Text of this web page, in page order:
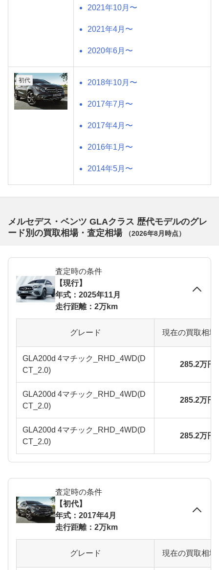
2021年10月〜
2021年4月〜
2020年6月〜
初代 2018年10月〜
2017年7月〜
2017年4月〜
2016年1月〜
2014年5月〜
メルセデス・ベンツ GLAクラス 歴代モデルのグレ
ード別の買取相場・査定相場
（2026年8月 時点）
査定時の条件
【現行】
年式：2025年11月
走行距離：2万km
グレード 現在の買取相
GLA200d 4マチック_RHD_4WD(D
CT_2.0)
285.2万円
GLA200d 4マチック_RHD_4WD(D
CT_2.0)
285.2万円
GLA200d 4マチック_RHD_4WD(D
CT_2.0)
285.2万円
査定時の条件
【初代】
年式：2017年4月
走行距離：2万km
グレード 現在の買取相